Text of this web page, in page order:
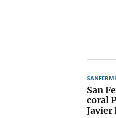
San
coral
Javier